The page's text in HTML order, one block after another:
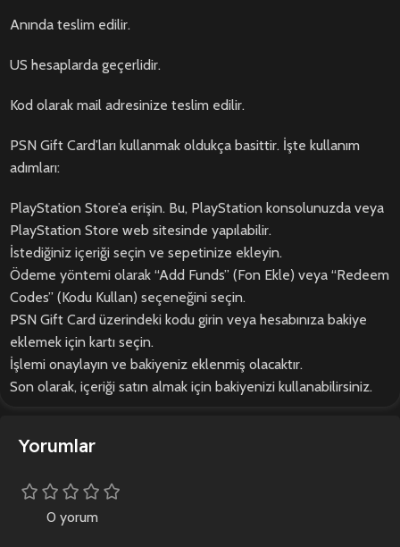
Anında teslim edilir.
US hesaplarda geçerlidir.
Kod olarak mail adresinize teslim edilir.
PSN Gift Card’ları kullanmak oldukça basittir. İşte kullanım
adımları:
PlayStation Store’a erişin. Bu, PlayStation konsolunuzda veya
PlayStation Store web sitesinde yapılabilir.
İstediğiniz içeriği seçin ve sepetinize ekleyin.
Ödeme yöntemi olarak “Add Funds” (Fon Ekle) veya “Redeem
Codes” (Kodu Kullan) seçeneğini seçin.
PSN Gift Card üzerindeki kodu girin veya hesabınıza bakiye
eklemek için kartı seçin.
İşlemi onaylayın ve bakiyeniz eklenmiş olacaktır.
Son olarak, içeriği satın almak için bakiyenizi kullanabilirsiniz.
Yorumlar
0 yorum